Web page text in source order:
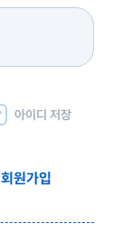
아이디 저장
회원가입